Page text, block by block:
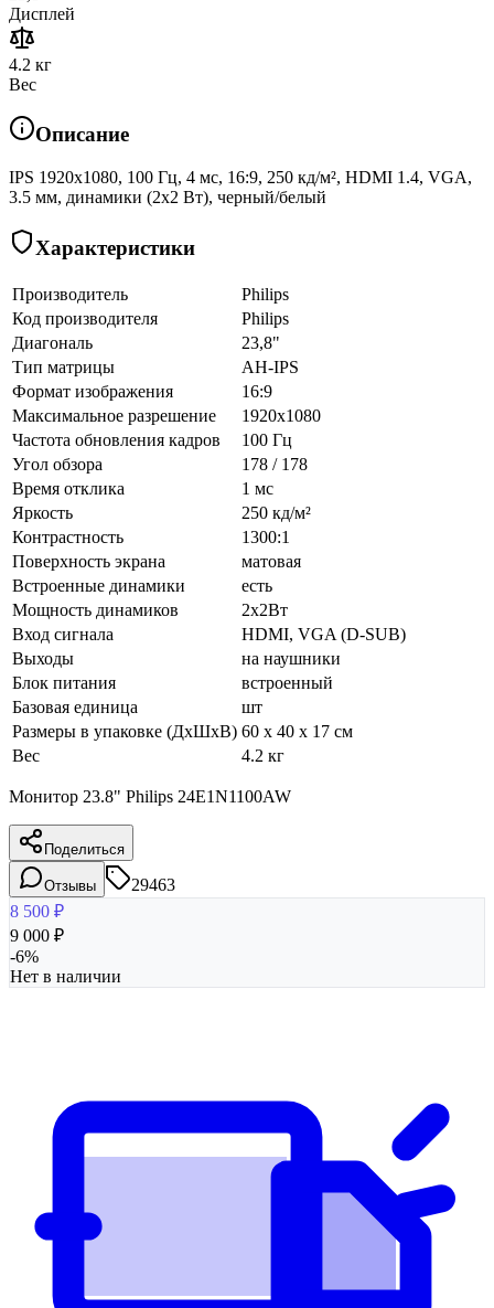
Дисплей
4.2 кг
Вес
Описание
IPS 1920x1080, 100 Гц, 4 мс, 16:9, 250 кд/м², HDMI 1.4, VGA,
3.5 мм, динамики (2x2 Вт), черный/белый
Характеристики
Производитель
Philips
Код производителя
Philips
Диагональ
23,8"
Тип матрицы
AH-IPS
Формат изображения
16:9
Максимальное разрешение
1920x1080
Частота обновления кадров
100 Гц
Угол обзора
178 / 178
Время отклика
1 мс
Яркость
250 кд/м²
Контрастность
1300:1
Поверхность экрана
матовая
Встроенные динамики
есть
Мощность динамиков
2x2Вт
Вход сигнала
HDMI, VGA (D-SUB)
Выходы
на наушники
Блок питания
встроенный
Базовая единица
шт
Размеры в упаковке (ДхШхВ) 60 x 40 x 17 см
Вес
4.2 кг
Монитор 23.8" Philips 24E1N1100AW
Поделиться
Отзывы
29463
8 500 ₽
9 000 ₽
-6%
Нет в наличии